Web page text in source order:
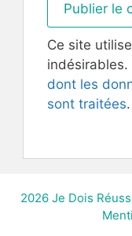
Ce site
indésirables.
dont les
sont traitées.
2026 Je Dois